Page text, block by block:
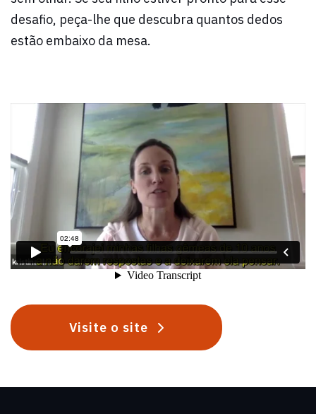
desafio, peça-lhe que descubra quantos dedos
estão embaixo da mesa.
Visite o site